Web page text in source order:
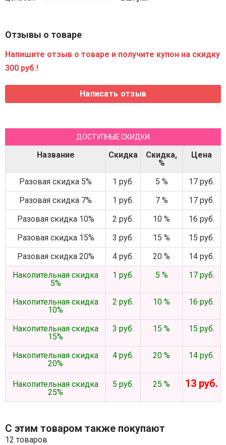
Отзывы о товаре
Напишите отзыв о товаре и получите купон на скидку
300 руб.!
ДОСТУПНЫЕ СКИДКИ
Название Скидка
Скидка,
%
Цена
Разовая скидка 5% 1 руб. 5 %
17 руб.
Разовая скидка 7%
1 руб. 7 %
17 руб.
Разовая скидка 10%
2 руб. 10 %
16 руб.
Разовая скидка 15%
3 руб. 15 %
15 руб.
Разовая скидка 20%
4 руб. 20 %
14 руб.
Накопительная скидка
5%
1 руб. 5 % 17 руб.
Накопительная скидка
10%
2 руб. 10 % 16 руб.
Накопительная скидка
15%
3 руб. 15 % 15 руб.
Накопительная скидка
20%
4 руб. 20 % 14 руб.
Накопительная скидка
25%
5 руб. 25 % 13 руб.
С этим товаром также покупают
12 товаров